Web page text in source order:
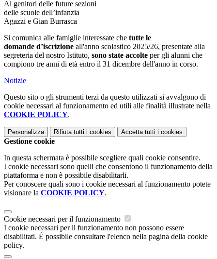
Ai genitori delle future sezioni
delle scuole dell’infanzia
Agazzi e Gian Burrasca
Si comunica alle famiglie interessate che tutte le
domande d’iscrizione all'anno scolastico 2025/26, presentate alla
segreteria del nostro Istituto, sono state accolte per gli alunni che
compiono tre anni di età entro il 31 dicembre dell'anno in corso.
Notizie
Questo sito o gli strumenti terzi da questo utilizzati si avvalgono di
cookie necessari al funzionamento ed utili alle finalità illustrate nella
COOKIE POLICY.
Personalizza Rifiuta tutti i cookies Accetta tutti i cookies
Gestione cookie
In questa schermata è possibile scegliere quali cookie consentire.
I cookie necessari sono quelli che consentono il funzionamento della
piattaforma e non è possibile disabilitarli.
Per conoscere quali sono i cookie necessari al funzionamento potete
visionare la COOKIE POLICY.
Cookie necessari per il funzionamento
I cookie necessari per il funzionamento non possono essere
disabilitati. È possibile consultare l'elenco nella pagina della cookie
policy.